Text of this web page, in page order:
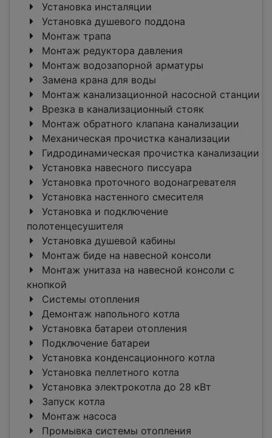
Установка инсталяции
Установка душевого поддона
Монтаж трапа
Монтаж редуктора давления
Монтаж водозапорной арматуры
Замена крана для воды
Монтаж канализационной насосной станции
Врезка в канализационный стояк
Монтаж обратного клапана канализации
Механическая прочистка канализации
Гидродинамическая прочистка канализации
Установка навесного писсуара
Установка проточного водонагревателя
Установка настенного смесителя
Установка и подключение
полотенцесушителя
Установка душевой кабины
Монтаж биде на навесной консоли
Монтаж унитаза на навесной консоли с
кнопкой
Системы отопления
Демонтаж напольного котла
Установка батареи отопления
Подключение батареи
Установка конденсационного котла
Установка пеллетного котла
Установка электрокотла до 28 кВт
Запуск котла
Монтаж насоса
Промывка системы отопления